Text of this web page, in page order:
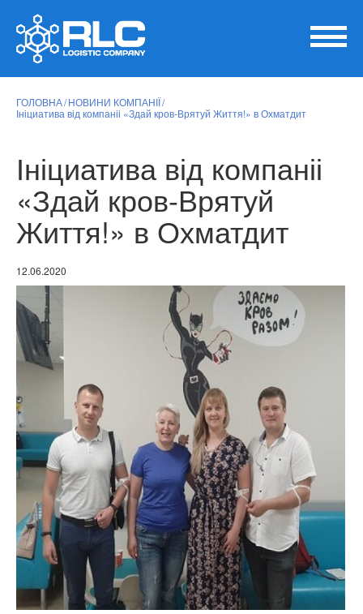
ГОЛОВНА НОВИНИ КОМПАНІЇ
Ініциатива від компаніі «Здай кров-Врятуй Життя!» в Охматдит
Ініциатива від компаніі
«Здай кров-Врятуй
Життя!» в Охматдит
12.06.2020